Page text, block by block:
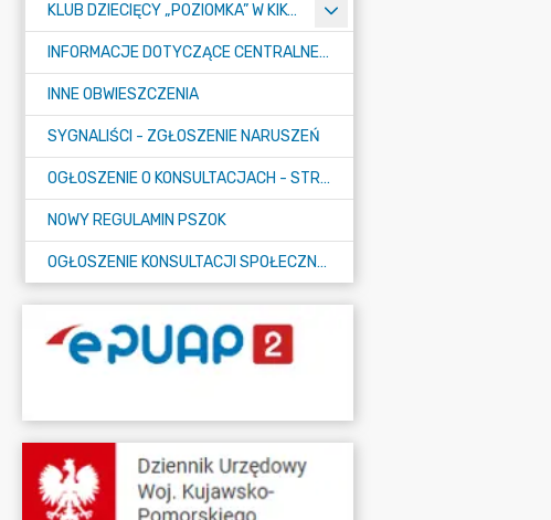
KLUB DZIECIĘCY „POZIOMKA” W KIKOLE
INFORMACJE DOTYCZĄCE CENTRALNEGO PORTU KOMUNIKACYJNEGO
INNE OBWIESZCZENIA
SYGNALIŚCI - ZGŁOSZENIE NARUSZEŃ
OGŁOSZENIE O KONSULTACJACH - STRATEGIA
NOWY REGULAMIN PSZOK
OGŁOSZENIE KONSULTACJI SPOŁECZNYCH